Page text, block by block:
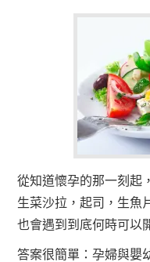
從知道懷孕的那一刻起
生菜沙拉，起司，生魚
也會遇到到底何時可以
答案很簡單：孕婦與嬰